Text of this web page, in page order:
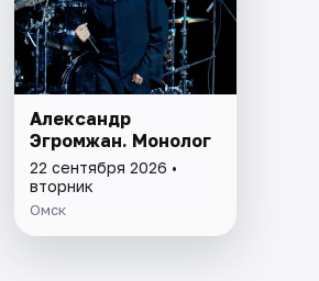
Александр
Эгромжан. Монолог
22 сентября 2026 •
вторник
Омск